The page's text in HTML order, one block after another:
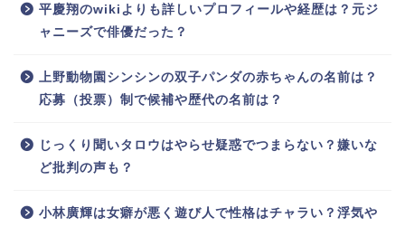
平慶翔のwikiよりも詳しいプロフィールや経歴は？元ジ
ャニーズで俳優だった？
上野動物園シンシンの双子パンダの赤ちゃんの名前は？
応募（投票）制で候補や歴代の名前は？
じっくり聞いタロウはやらせ疑惑でつまらない？嫌いな
ど批判の声も？
小林廣輝は女癖が悪く遊び人で性格はチャラい？浮気や